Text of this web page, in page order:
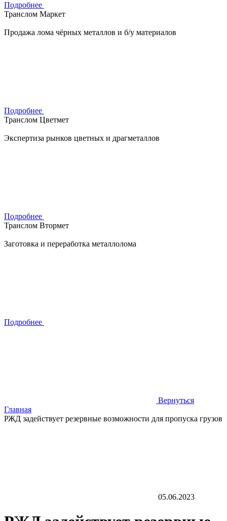
Подробнее
Транслом Маркет
Продажа лома чёрных металлов и б/у материалов
Подробнее
Транслом Цветмет
Экспертиза рынков цветных и драгметаллов
Подробнее
Транслом Втормет
Заготовка и переработка металлолома
Подробнее
Вернуться
Главная
РЖД задействует резервные возможности для пропуска грузов
05.06.2023